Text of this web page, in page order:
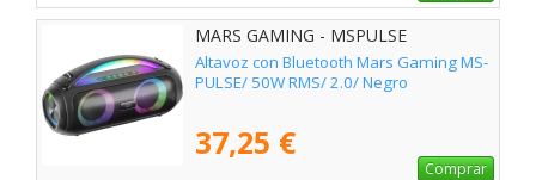
MARS GAMING - MSPULSE
Altavoz con Bluetooth Mars Gaming MS-
PULSE/ 50W RMS/ 2.0/ Negro
37,25 €
Comprar